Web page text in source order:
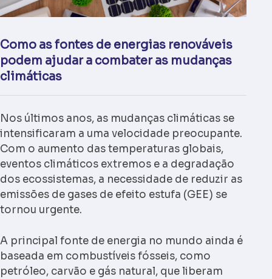
Como as fontes de energias renováveis
podem ajudar a combater as mudanças
climáticas
Nos últimos anos, as mudanças climáticas se
intensificaram a uma velocidade preocupante.
Com o aumento das temperaturas globais,
eventos climáticos extremos e a degradação
dos ecossistemas, a necessidade de reduzir as
emissões de gases de efeito estufa (GEE) se
tornou urgente.
A principal fonte de energia no mundo ainda é
baseada em combustíveis fósseis, como
petróleo, carvão e gás natural, que liberam